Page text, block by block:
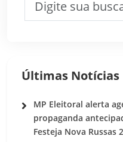
Últimas Notícias
MP Eleitoral alerta
propaganda
Festeja Nova Russas